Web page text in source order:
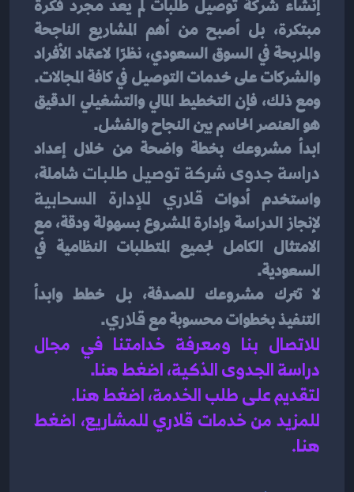
هو العنصر الحاسم بين النجاح والفشل.
ابدأ مشروعك بخطة واضحة من خلال إعداد
دراسة جدوى شركة توصيل طلبات
واستخدم أدوات قلاري للإدارة السحابية
السعودية.
التنفيذ بخطوات محسوبة مع قلاري.
دراسة الجدوى الذكية، اضغط هنا.
لتقديم على طلب الخدمة، اضغط هنا.
هنا.